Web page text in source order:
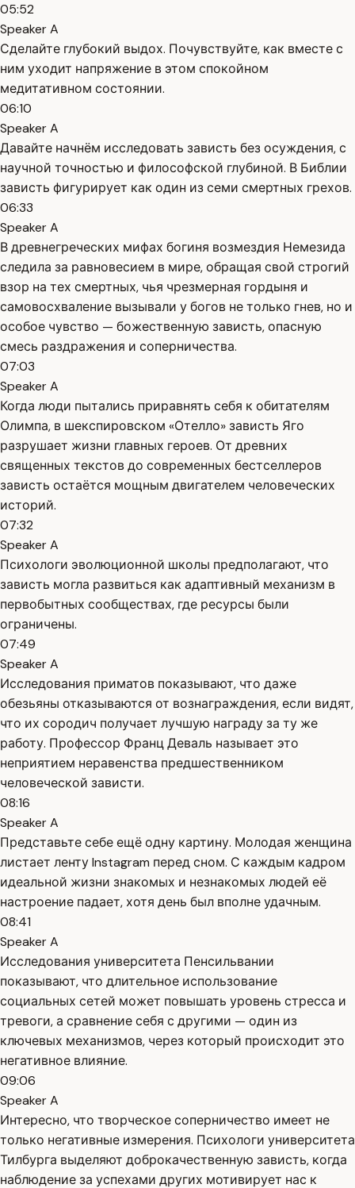
05:52
Speaker A
Сделайте глубокий выдох. Почувствуйте, как вместе с
ним уходит напряжение в этом спокойном
медитативном состоянии.
06:10
Speaker A
Давайте начнём исследовать зависть без осуждения, с
научной точностью и философской глубиной. В Библии
зависть фигурирует как один из семи смертных грехов.
06:33
Speaker A
В древнегреческих мифах богиня возмездия Немезида
следила за равновесием в мире, обращая свой строгий
взор на тех смертных, чья чрезмерная гордыня и
самовосхваление вызывали у богов не только гнев, но и
особое чувство — божественную зависть, опасную
смесь раздражения и соперничества.
07:03
Speaker A
Когда люди пытались приравнять себя к обитателям
Олимпа, в шекспировском «Отелло» зависть Яго
разрушает жизни главных героев. От древних
священных текстов до современных бестселлеров
зависть остаётся мощным двигателем человеческих
историй.
07:32
Speaker A
Психологи эволюционной школы предполагают, что
зависть могла развиться как адаптивный механизм в
первобытных сообществах, где ресурсы были
ограничены.
07:49
Speaker A
Исследования приматов показывают, что даже
обезьяны отказываются от вознаграждения, если видят,
что их сородич получает лучшую награду за ту же
работу. Профессор Франц Деваль называет это
неприятием неравенства предшественником
человеческой зависти.
08:16
Speaker A
Представьте себе ещё одну картину. Молодая женщина
листает ленту Instagram перед сном. С каждым кадром
идеальной жизни знакомых и незнакомых людей её
настроение падает, хотя день был вполне удачным.
08:41
Speaker A
Исследования университета Пенсильвании
показывают, что длительное использование
социальных сетей может повышать уровень стресса и
тревоги, а сравнение себя с другими — один из
ключевых механизмов, через который происходит это
негативное влияние.
09:06
Speaker A
Интересно, что творческое соперничество имеет не
только негативные измерения. Психологи университета
Тилбурга выделяют доброкачественную зависть, когда
наблюдение за успехами других мотивирует нас к